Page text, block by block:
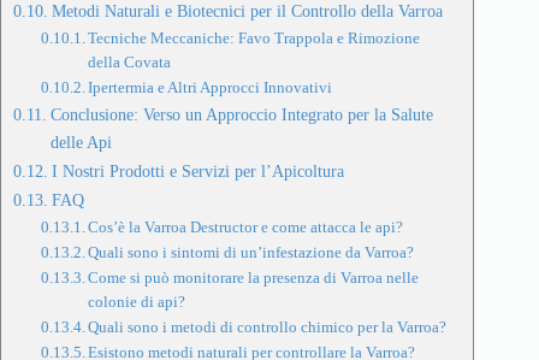
Metodi Naturali e Biotecnici per il Controllo della Varroa
Tecniche Meccaniche: Favo Trappola e Rimozione
della Covata
Ipertermia e Altri Approcci Innovativi
Conclusione: Verso un Approccio Integrato per la Salute
delle Api
I Nostri Prodotti e Servizi per l’Apicoltura
FAQ
Cos’è la Varroa Destructor e come attacca le api?
Quali sono i sintomi di un’infestazione da Varroa?
Come si può monitorare la presenza di Varroa nelle
colonie di api?
Quali sono i metodi di controllo chimico per la Varroa?
Esistono metodi naturali per controllare la Varroa?